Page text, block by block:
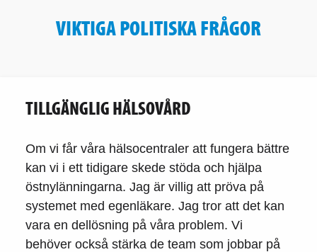
VIKTIGA POLITISKA FRÅGOR
TILLGÄNGLIG HÄLSOVÅRD
Om vi får våra hälsocentraler att fungera bättre
kan vi i ett tidigare skede stöda och hjälpa
östnylänningarna. Jag är villig att pröva på
systemet med egenläkare. Jag tror att det kan
vara en dellösning på våra problem. Vi
behöver också stärka de team som jobbar på